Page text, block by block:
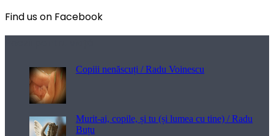
Find us on Facebook
Copiii nenăscuți / Radu Voinescu
Murit-ai, copile, și tu (și lumea cu tine) / Radu
Buțu